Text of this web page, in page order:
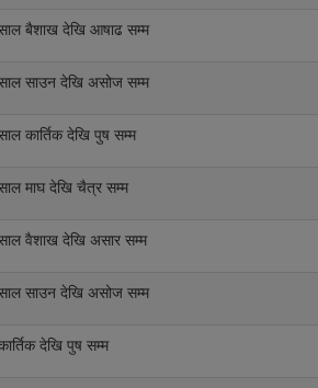
बैशाख देखि आषाढ सम्म
साउन देखि असोज सम्म
कार्तिक देखि पुष सम्म
माघ देखि चैत्र सम्म
वैशाख देखि असार सम्म
साउन देखि असोज सम्म
देखि पुष सम्म